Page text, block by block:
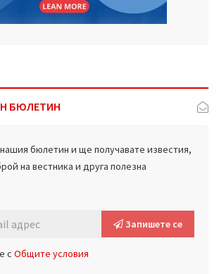
БЮЛЕТИН
бюлетин и ще получавате известия,
на вестника и друга полезна
Запишете се
с Общите условия